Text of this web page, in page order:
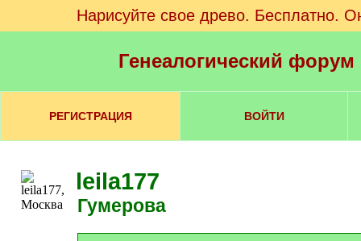
Нарисуйте свое древо. Бесплатно.
Генеалогический
РЕГИСТРАЦИЯ ВОЙТИ
leila177
Гумерова